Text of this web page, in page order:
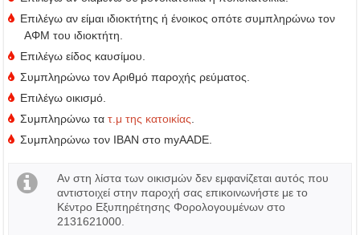
Επιλέγω αν είμαι ιδιοκτήτης ή ένοικος οπότε συμπληρώνω τον
ΑΦΜ του ιδιοκτήτη.
Επιλέγω είδος καυσίμου.
Συμπληρώνω τον Αριθμό παροχής ρεύματος.
Επιλέγω οικισμό.
Συμπληρώνω τα τ.μ της κατοικίας.
Συμπληρώνω τον IBAN στο myAADE.
Αν στη λίστα των οικισμών δεν εμφανίζεται αυτός που
αντιστοιχεί στην παροχή σας επικοινωνήστε με το
Κέντρο Εξυπηρέτησης Φορολογουμένων στο
2131621000.